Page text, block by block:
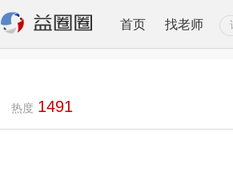
首页 找老师
热度 1491